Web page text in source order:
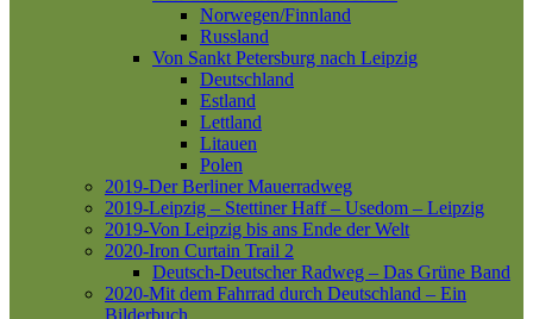
Norwegen/Finnland
Russland
Von Sankt Petersburg nach Leipzig
Deutschland
Estland
Lettland
Litauen
Polen
2019-Der Berliner Mauerradweg
2019-Leipzig – Stettiner Haff – Usedom – Leipzig
2019-Von Leipzig bis ans Ende der Welt
2020-Iron Curtain Trail 2
Deutsch-Deutscher Radweg – Das Grüne Band
2020-Mit dem Fahrrad durch Deutschland – Ein
Bilderbuch